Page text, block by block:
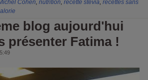
Cohen, nutrition, recette stévia, recettes sans
blog aujourd'hui
présenter Fatima !